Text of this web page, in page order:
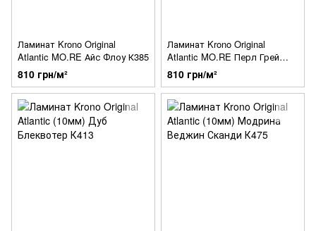
Ламинат Krono Original
Atlantic MO.RE Айс Флоу К385
810 грн/м²
Ламинат Krono Original
Atlantic MO.RE Перл Грей
Оксид 4375
810 грн/м²